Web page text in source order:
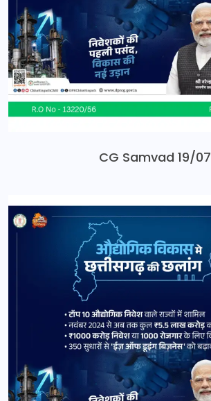
CG Samvad 19/07